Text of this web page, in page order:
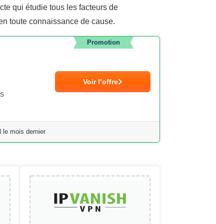
qui étudie tous les facteurs de
toute connaissance de cause.
Voir l’offre
Promotion
le mois dernier